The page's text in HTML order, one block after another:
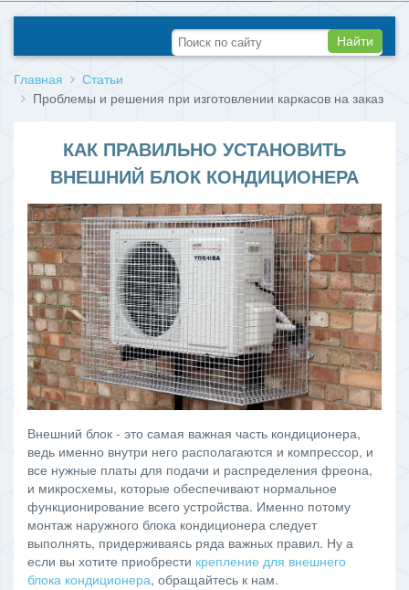
Найти
Главная
Статьи
Проблемы и решения при изготовлении каркасов на заказ
КАК ПРАВИЛЬНО УСТАНОВИТЬ
ВНЕШНИЙ БЛОК КОНДИЦИОНЕРА
Внешний блок - это самая важная часть кондиционера,
ведь именно внутри него располагаются и компрессор, и
все нужные платы для подачи и распределения фреона,
и микросхемы, которые обеспечивают нормальное
функционирование всего устройства. Именно потому
монтаж наружного блока кондиционера следует
выполнять, придерживаясь ряда важных правил. Ну а
если вы хотите приобрести крепление для внешнего
блока кондиционера, обращайтесь к нам.